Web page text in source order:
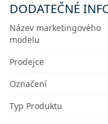
DODATEČNÉ
Název marketingového
modelu
Prodejce
Označení
Typ Produktu